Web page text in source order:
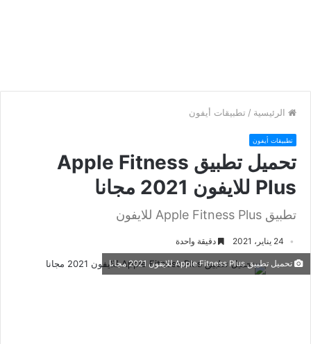
الرئيسية / تطبيقات أيفون
تطبيقات أيفون
تحميل تطبيق Apple Fitness
Plus للايفون 2021 مجانا
تطبيق Apple Fitness Plus للايفون
24 يناير، 2021 دقيقة واحدة
تحميل تطبيق Apple Fitness Plus للايفون 2021 مجانا